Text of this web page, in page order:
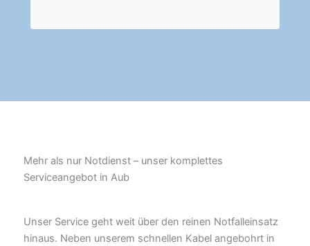
Mehr als nur Notdienst – unser komplettes
Serviceangebot in Aub
Unser Service geht weit über den reinen Notfalleinsatz
hinaus. Neben unserem schnellen Kabel angebohrt in